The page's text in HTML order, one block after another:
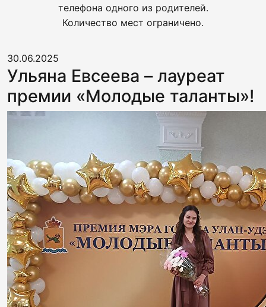
телефона одного из родителей.
Количество мест ограничено.
30.06.2025
Ульяна Евсеева – лауреат
премии «Молодые таланты»!